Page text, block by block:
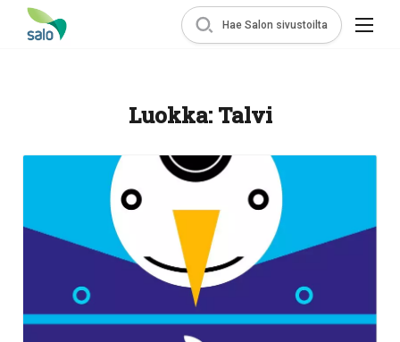
Hae Salon sivustoilta
Luokka: Talvi